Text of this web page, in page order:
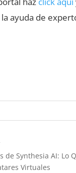
ayuda de
de Synthesia AI: Lo
Virtuales